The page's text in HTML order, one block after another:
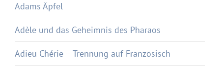
Adams Äpfel
Adèle und das Geheimnis des Pharaos
Adieu Chérie – Trennung auf Französisch